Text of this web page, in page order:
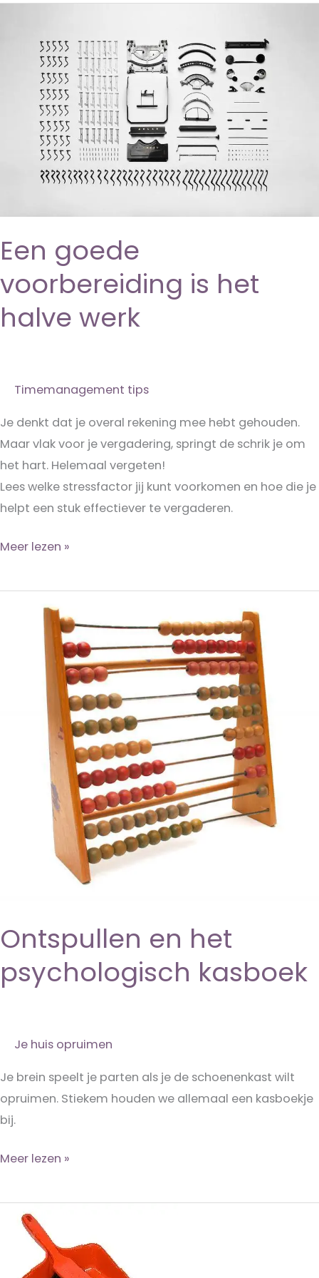
Een goede
voorbereiding is het
halve werk
Timemanagement tips
Je denkt dat je overal rekening mee hebt gehouden.
Maar vlak voor je vergadering, springt de schrik je om
het hart. Helemaal vergeten!
Lees welke stressfactor jij kunt voorkomen en hoe die je
helpt een stuk effectiever te vergaderen.
Een
voorbereiding
Meer lezen »
Ontspullen en het
psychologisch kasboek
Je huis opruimen
Je brein speelt je parten als je de schoenenkast wilt
opruimen. Stiekem houden we allemaal een kasboekje
bij.
Ontspullen
het
psychologisch
kasboek
Meer lezen »